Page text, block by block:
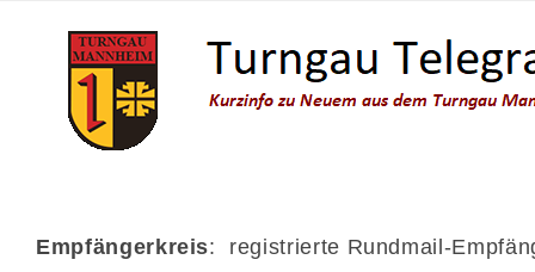
Empfängerkreis: registrierte Rundmail-